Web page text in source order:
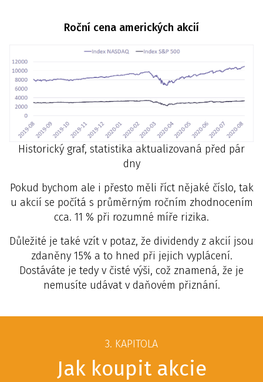
Roční cena amerických akcií
Historický graf, statistika aktualizovaná před pár
dny
Pokud bychom ale i přesto měli říct nějaké číslo, tak
u akcií se počítá s průměrným ročním zhodnocením
cca. 11 % při rozumné míře rizika.
Důležité je také vzít v potaz, že dividendy z akcií jsou
zdaněny 15% a to hned při jejich vyplácení.
Dostáváte je tedy v čisté výši, což znamená, že je
nemusíte udávat v daňovém přiznání.
3. KAPITOLA
Jak koupit akcie